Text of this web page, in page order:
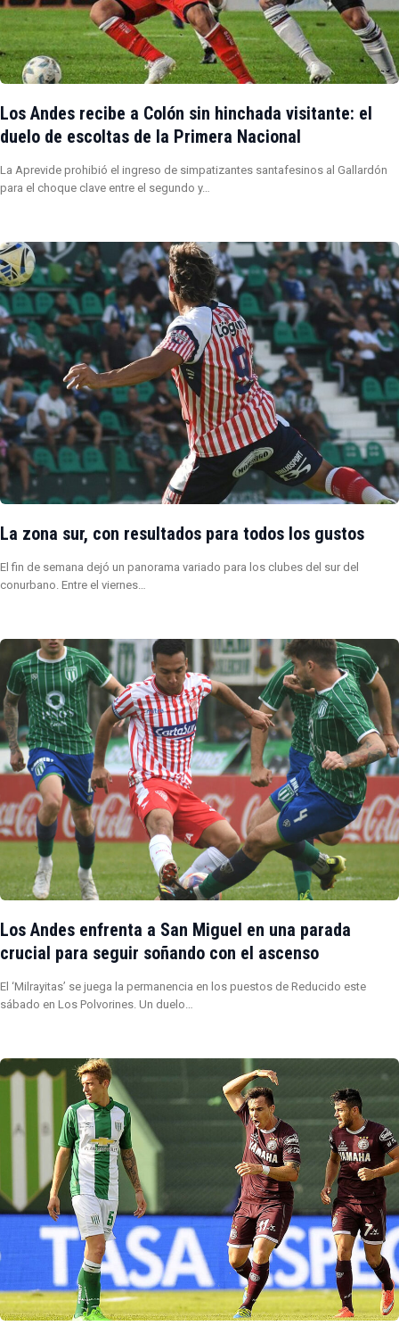
Los Andes recibe a Colón sin hinchada visitante: el
duelo de escoltas de la Primera Nacional
La Aprevide prohibió el ingreso de simpatizantes santafesinos al Gallardón
para el choque clave entre el segundo y…
La zona sur, con resultados para todos los gustos
El fin de semana dejó un panorama variado para los clubes del sur del
conurbano. Entre el viernes…
Los Andes enfrenta a San Miguel en una parada
crucial para seguir soñando con el ascenso
El ‘Milrayitas’ se juega la permanencia en los puestos de Reducido este
sábado en Los Polvorines. Un duelo…